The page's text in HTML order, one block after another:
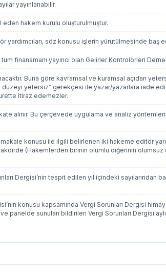
yayınlanabilir.
hakem kurulu oluşturulmuştur.
söz konusu işlerin yürütülmesinde baş
finansmanı yayıncı olan Gelirler Kontrolörleri
Buna göre kavramsal ve kuramsal açıdan
düzeyi yetersiz” gerekçesi ile yazar/yazarlara iade
itiraz edemezler.
alınır. Bu çerçevede uygulama ve analiz
konusu ile ilgili belirlenen iki hakeme editör
(Hakemlerden birinin olumlu diğerinin olumsuz
Dergisi’nin tespit edilen yıl içindeki sayılarından
konusu kapsamında Vergi Sorunları Dergisi
sunulan bildirileri Vergi Sorunları Dergisi